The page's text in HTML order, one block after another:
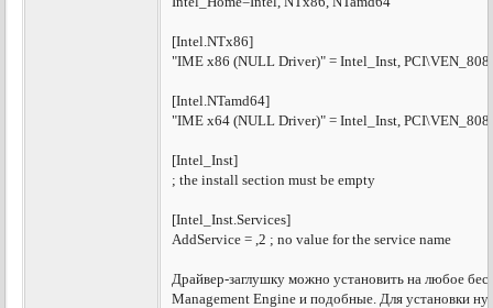
[Intel.NTx86]
"IME x86 (NULL Driver)" = Intel_Inst,
[Intel.NTamd64]
"IME x64 (NULL Driver)" = Intel_Inst,
[Intel_Inst]
; the install section must be empty
[Intel_Inst.Services]
AddService = ,2 ; no value for the service name
Драйвер-заглушку можно установить на любое
Management Engine и подобные. Для установки